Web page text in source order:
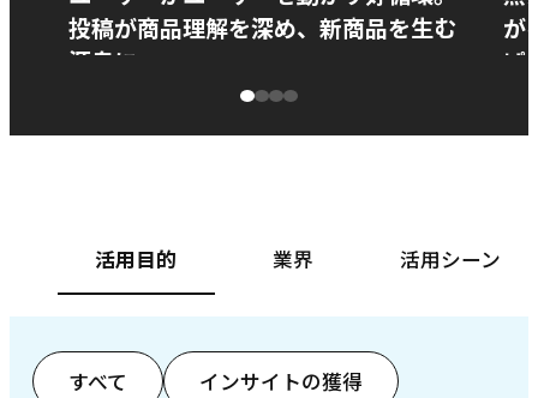
投稿が商品理解を深め、新商品を生む
源泉に
が
ぱ
活用目的 業界 活用シーン
すべて インサイトの獲得